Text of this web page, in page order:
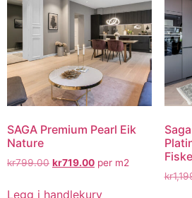
SAGA Premium Pearl Eik
Nature
kr799.00 kr719.00 per m2
Legg i handlekurv
kr